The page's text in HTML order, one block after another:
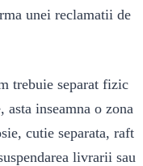
unei reclamatii de
trebuie separat fizic
inseamna o zona
cutie separata, raft
livrarii sau